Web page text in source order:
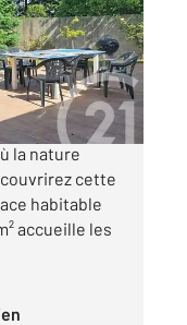
!! À
la nature
cette
habitable
accueille les